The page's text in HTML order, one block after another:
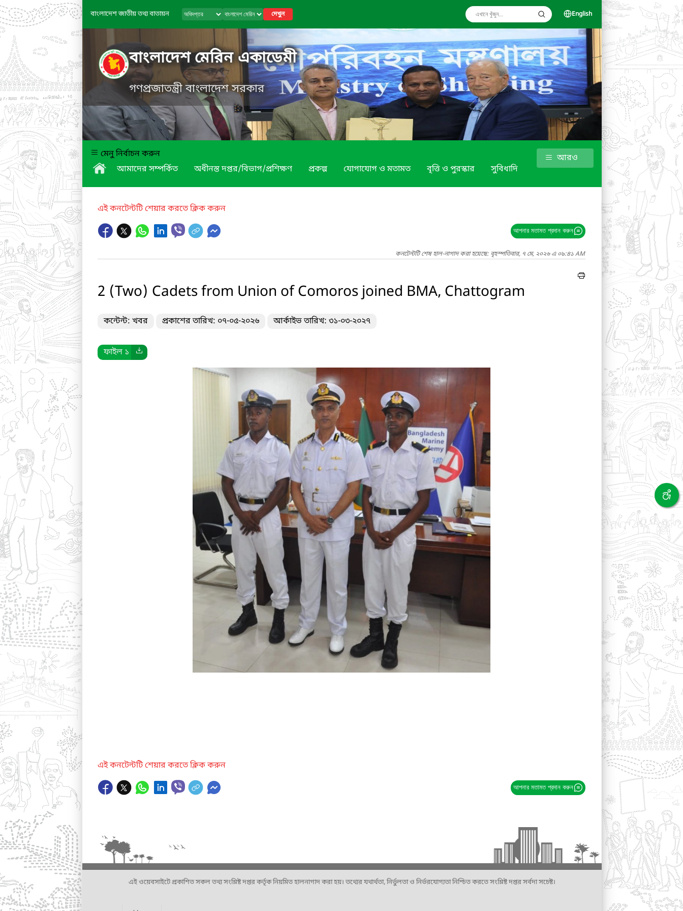
বাংলাদেশ জাতীয় তথ্য বাতায়ন দেখুন English
বাংলাদেশ মেরিন একাডেমী
গণপ্রজাতন্ত্রী বাংলাদেশ সরকার
মেনু নির্বাচন করুন
আমাদের সম্পর্কিত
অধীনস্ত দপ্তর/বিভাগ/প্রশিক্ষণ প্রকল্প যোগাযোগ ও মতামত বৃত্তি ও পুরস্কার সুবিধাদি
আরও
এই কনটেন্টটি শেয়ার করতে ক্লিক করুন
আপনার মতামত প্রদান করুন
কনটেন্টটি শেষ হাল-নাগাদ করা হয়েছে: বৃহস্পতিবার, ৭ মে, ২০২৬ এ ০৯:৪১ AM
2 (Two) Cadets from Union of Comoros joined BMA, Chattogram
কন্টেন্ট: খবর প্রকাশের তারিখ: ০৭-০৫-২০২৬ আর্কাইভ তারিখ: ৩১-০৩-২০২৭
ফাইল ১
এই কনটেন্টটি শেয়ার করতে ক্লিক করুন
আপনার মতামত প্রদান করুন
এই ওয়েবসাইটে প্রকাশিত সকল তথ্য সংশ্লিষ্ট দপ্তর কর্তৃক নিয়মিত হালনাগাদ করা হয়। তথ্যের যথার্থতা, নির্ভুলতা ও নির্ভরযোগ্যতা নিশ্চিত করতে সংশ্লিষ্ট দপ্তর সর্বদা সচেষ্ট।